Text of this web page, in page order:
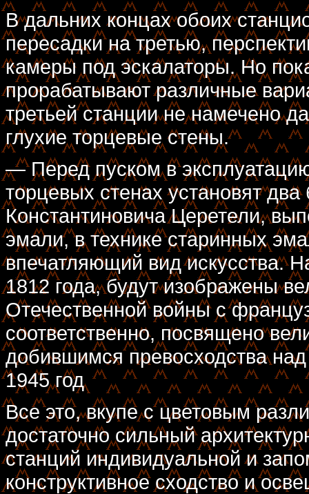
В дальних концах обоих
пересадки на третью,
камеры под эскалаторы. Но
прорабатывают различные
третьей станции не намечено
глухие торцевые стены.
— Перед пуском в
торцевых стенах установят
Константиновича Церетели,
эмали, в технике старинных
впечатляющий вид искусства.
1812 года, будут изображены
Отечественной войны с
соответственно, посвящено
добившимся превосходства
1945 год
Все это, вкупе с цветовым
достаточно сильный
станций индивидуальной и
конструктивное сходство и